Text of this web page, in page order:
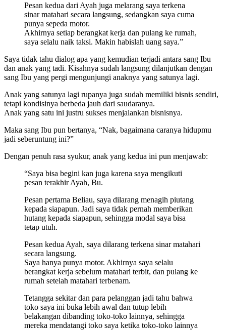
Pesan kedua dari Ayah juga melarang saya terkena
sinar matahari secara langsung, sedangkan saya cuma
punya sepeda motor.
Akhirnya setiap berangkat kerja dan pulang ke rumah,
saya selalu naik taksi. Makin habislah uang saya.”
Saya tidak tahu dialog apa yang kemudian terjadi antara sang Ibu
dan anak yang tadi. Kisahnya sudah langsung dilanjutkan dengan
sang Ibu yang pergi mengunjungi anaknya yang satunya lagi.
Anak yang satunya lagi rupanya juga sudah memiliki bisnis sendiri,
tetapi kondisinya berbeda jauh dari saudaranya.
Anak yang satu ini justru sukses menjalankan bisnisnya.
Maka sang Ibu pun bertanya, “Nak, bagaimana caranya hidupmu
jadi seberuntung ini?”
Dengan penuh rasa syukur, anak yang kedua ini pun menjawab:
“Saya bisa begini kan juga karena saya mengikuti
pesan terakhir Ayah, Bu.
Pesan pertama Beliau, saya dilarang menagih piutang
kepada siapapun. Jadi saya tidak pernah memberikan
hutang kepada siapapun, sehingga modal saya bisa
tetap utuh.
Pesan kedua Ayah, saya dilarang terkena sinar matahari
secara langsung.
Saya hanya punya motor. Akhirnya saya selalu
berangkat kerja sebelum matahari terbit, dan pulang ke
rumah setelah matahari terbenam.
Tetangga sekitar dan para pelanggan jadi tahu bahwa
toko saya ini buka lebih awal dan tutup lebih
belakangan dibanding toko-toko lainnya, sehingga
mereka mendatangi toko saya ketika toko-toko lainnya